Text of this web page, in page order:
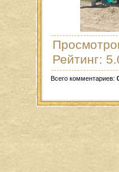
Рейтинг:
Всего комментариев: